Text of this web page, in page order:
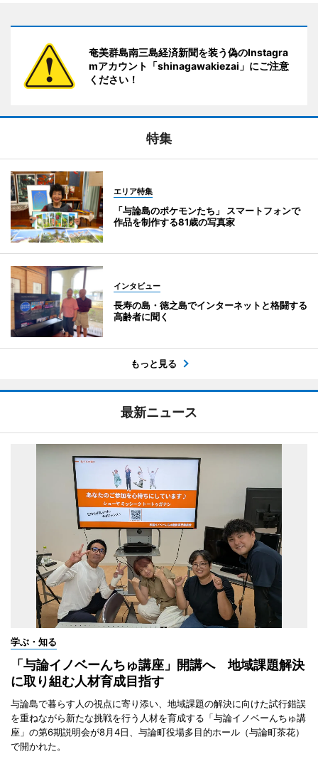
奄美群島南三島経済新聞を装う偽のInstagra
mアカウント「shinagawakiezai」にご注意
ください！
特集
エリア特集
「与論島のポケモンたち」 スマートフォンで
作品を制作する81歳の写真家
インタビュー
長寿の島・徳之島でインターネットと格闘する
高齢者に聞く
もっと見る
最新ニュース
学ぶ・知る
「与論イノベーんちゅ講座」開講へ 地域課題解決
に取り組む人材育成目指す
与論島で暮らす人の視点に寄り添い、地域課題の解決に向けた試行錯誤
を重ねながら新たな挑戦を行う人材を育成する「与論イノベーんちゅ講
座」の第6期説明会が8月4日、与論町役場多目的ホール（与論町茶花）
で開かれた。